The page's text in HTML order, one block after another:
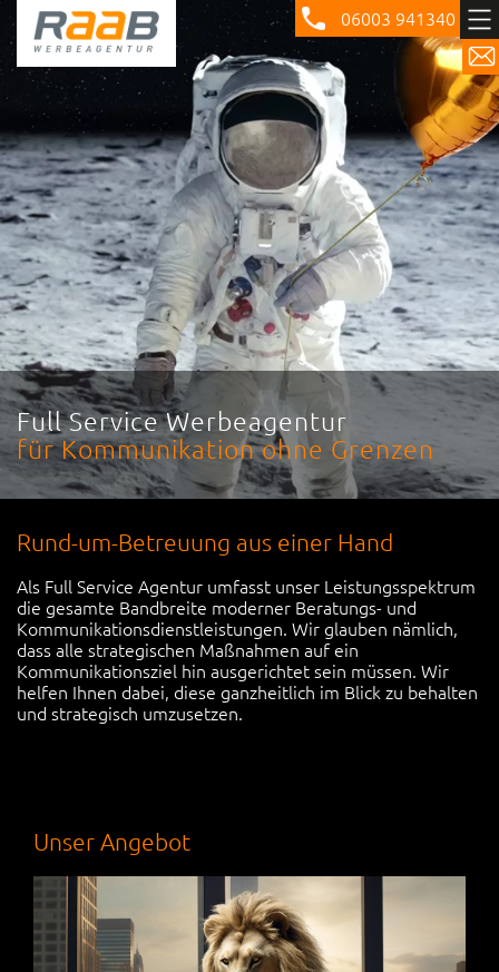
06003 941340
Full Service Werbeagentur
für Kommunikation ohne Grenzen
Rund-um-Betreuung aus einer Hand
Als Full Service Agentur umfasst unser Leistungsspektrum
die gesamte Bandbreite moderner Beratungs- und
Kommunikationsdienstleistungen. Wir glauben nämlich,
dass alle strategischen Maßnahmen auf ein
Kommunikationsziel hin ausgerichtet sein müssen. Wir
helfen Ihnen dabei, diese ganzheitlich im Blick zu behalten
und strategisch umzusetzen.
Unser Angebot